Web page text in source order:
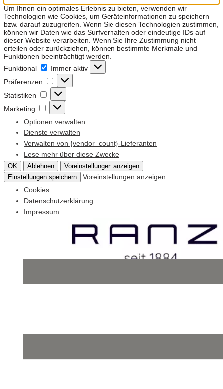
Um Ihnen ein optimales Erlebnis zu bieten, verwenden wir
Technologien wie Cookies, um Geräteinformationen zu speichern
bzw. darauf zuzugreifen. Wenn Sie diesen Technologien zustimmen,
können wir Daten wie das Surfverhalten oder eindeutige IDs auf
dieser Website verarbeiten. Wenn Sie Ihre Zustimmung nicht
erteilen oder zurückziehen, können bestimmte Merkmale und
Funktionen beeinträchtigt werden.
Funktional
Funktional
Immer aktiv
Präferenzen
Präferenzen
Statistiken
Statistiken
Marketing
Marketing
Optionen verwalten
Dienste verwalten
Verwalten von {vendor_count}-Lieferanten
Lese mehr über diese Zwecke
OK Ablehnen
Voreinstellungen anzeigen
Einstellungen speichern
Voreinstellungen anzeigen
Cookies
Datenschutzerklärung
Impressum